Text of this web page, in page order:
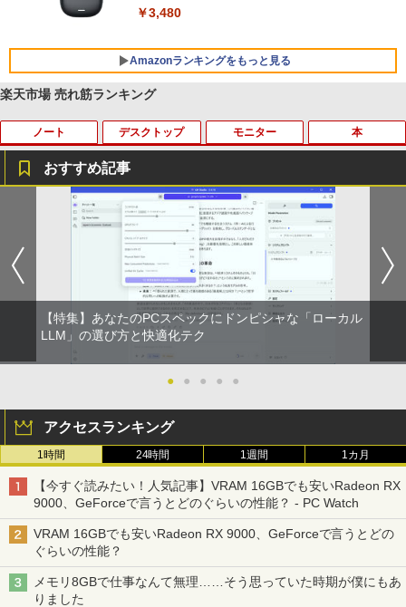
￥3,480
Amazonランキングをもっと見る
BRUCE WAYNE feat. Flo Milli, ATL Jacob
[Explicit]
￥250
BRUCE WAYNE feat. Flo Milli, ATL Jacob
[Explicit]
￥250
見知らぬ糸
On My Road (Stadium ver.)
￥250
On My Road (Stadium ver.)
【Amazon.co.jp限定】 い・ろ・は・す 2L P
ET ラベルレス ×8本
￥1,112
by Amazon 天然水 ラベルレス 500ml ×24本
富士山の天然水 バナジウム含有 水 ミネラル
ウォーター ペットボトル 静岡県産 500ミリリ
ットル (Smart Basic)
￥1,380
by Amazon 炭酸水 ラベルレス 500ml ×24本
art Basic)
￥1,625
by Amazon 天然水ラベルレス 2L×9本
￥1,117
薬屋のひとりごと 17巻 (デジタル版ビッグガ
ンガンコミックス)
￥770
異世界居酒屋「のぶ」(22) (角川コミックス・
エース)
￥832
ONE PIECE モノクロ版 115 (ジャンプコミッ
クスDIGITAL)
￥594
HUNTER×HUNTER モノクロ版 39 (ジャンプ
コミックスDIGITAL)
￥572
スーパーの裏でヤニ吸うふたり 9巻 (デジタル
楽天市場 売れ筋ランキング
ノート
Amazon(アマゾン) タブレットPC New F
ire Max 11(2023年発売) グレー B0B2SD
8BVX ［11型 /Wi-Fiモデル /ストレージ：
64GB］ B0B2SD8BVX [振込不可]
￥19,980
クーポン★／【楽天週間1位】中古 ノー
トパソコン/中古ノートpc/第8世代 office
第8世代/ノートパソコン Windows11/お
まかせ パソコン/WIFI/激安パソコン/15.6
インチ 安い ノートPC
3
新古品ノートパソコン Intel Celeron Wi
モリ6GB SSD256GB 14型 FHD Webカ
メラ 軽量 モバイル ビジネス 在宅勤務 学
デスクトップ
【★最大100%ポイント】【Win11正式対
応】富士通 ESPRIMO D588/第8世代 Cor
ei5/メモリ:8GB/16GB/32GB/SSD:256G
B/512GB/1TB/USB 3.1/DP/DisplayPort/
DVI/Wi-fi/2画面出力/Windows11/Windo
ws10/Office/中古 デスクトップ デスクト
ップPC
￥29,800
pc Ryzen Embedded R2544初登場 8G
B+256GB 4TB拡張可 mini pc Windows
11 Pro 動作より高速 4K×3画面出力 ミニ
パソコン HDMI2.0+DP1.4 静音性 小型pc
FI5/BT4.2 省電力 オフィス/学習向け P2
￥33,800
【全品最大2500円OFFクーポン】【第8
モニター
【中古良品】【安心保証】Princeton 21.
5型ワイドカラー液晶ディスプレイ PTF
WDE-22W / PTFBDE-22W ブラック/ ホ
ワイト色 スピーカー搭載 プリンストン
￥4,050
ター 14インチ フルHD IPSパネル 非光沢
タッチ式/非タッチ式選択可能 Type-C対
サブディスプレイ デュアルモニター テレ
ワーク ミニPC対応 EVICIV
￥11,999
3
【期間限定5%OFFクーポン 8/12 10時ま
で】 モニター 27インチ 100Hz FHD VA
ノングレアタイプ 壁掛け対応 省スペース
角度調整 高視野角 178° Adaptive-Sync
本
おしりたんていファイル（既刊15巻）
（0）
￥19,800
[新品]ドラゴンボール[新書版/新装版](1-4
￥20,328
3
ちいかわ なんか小さくてかわいいやつ
￥1,375
4
SWAN-白鳥ー完結記念プレミアムセット
おすすめ記事
【特集】あなたのPCスペックにドンピシャな「ローカル
LLM」の選び方と快適化テク
● ● ● ● ●
アクセスランキング
1時間 24時間 1週間 1カ月
【今すぐ読みたい！人気記事】VRAM 16GBでも安いRadeon RX
9000、GeForceで言うとどのぐらいの性能？ - PC Watch
VRAM 16GBでも安いRadeon RX 9000、GeForceで言うとどの
ぐらいの性能？
メモリ8GBで仕事なんて無理……そう思っていた時期が僕にもあ
りました